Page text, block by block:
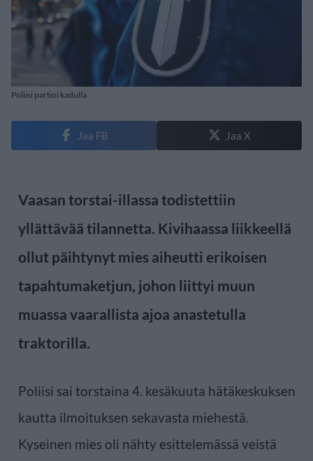
Poliisi partioi kadulla
Jaa FB Jaa X
Vaasan torstai-illassa todistettiin
yllättävää tilannetta. Kivihaassa liikkeellä
ollut päihtynyt mies aiheutti erikoisen
tapahtumaketjun, johon liittyi muun
muassa vaarallista ajoa anastetulla
traktorilla.
Poliisi sai torstaina 4. kesäkuuta hätäkeskuksen
kautta ilmoituksen sekavasta miehestä.
Kyseinen mies oli nähty esittelemässä veistä